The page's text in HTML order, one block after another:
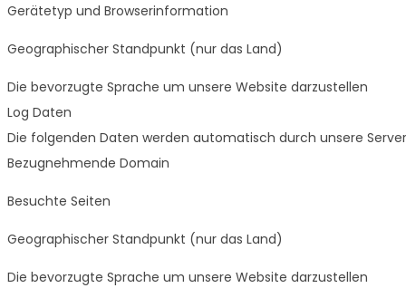
Gerätetyp und Browserinformation
Geographischer Standpunkt (nur das Land)
Die bevorzugte Sprache um unsere Website darzustellen
Log Daten
Die folgenden Daten werden automatisch durch unsere
Bezugnehmende Domain
Besuchte Seiten
Geographischer Standpunkt (nur das Land)
Die bevorzugte Sprache um unsere Website darzustellen